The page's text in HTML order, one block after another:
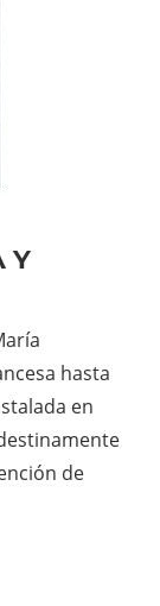
Y
hasta
en
de